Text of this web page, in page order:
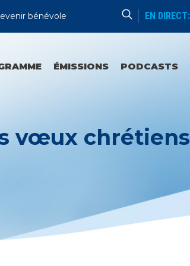
bénévole EN DIRECT:
ÉMISSIONS PODCASTS
vœux chrétiens